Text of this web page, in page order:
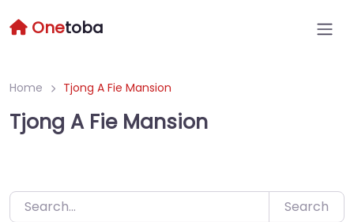
to
Onetoba
Home Tjong A Fie Mansion
Tjong A Fie Mansion
Search